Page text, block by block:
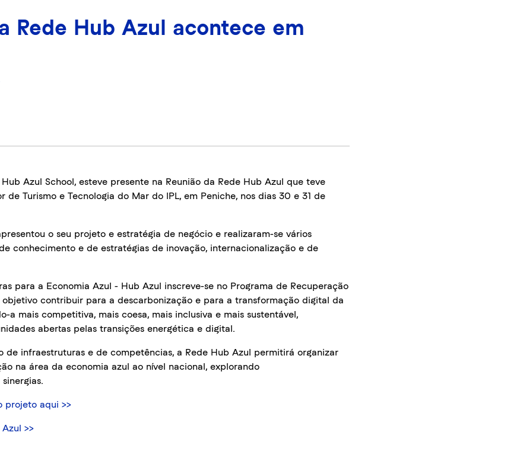
Rede Hub Azul acontece em
Azul School, esteve presente na Reunião da Rede Hub Azul que teve
de Turismo e Tecnologia do Mar do IPL, em Peniche, nos dias 30 e 31 de
o seu projeto e estratégia de negócio e realizaram-se vários
conhecimento e de estratégias de inovação, internacionalização e de
para a Economia Azul - Hub Azul inscreve-se no Programa de Recuperação
contribuir para a descarbonização e para a transformação digital da
a mais competitiva, mais coesa, mais inclusiva e mais sustentável,
abertas pelas transições energética e digital.
de infraestruturas e de competências, a Rede Hub Azul permitirá organizar
na área da economia azul ao nível nacional, explorando
projeto aqui >>
>>